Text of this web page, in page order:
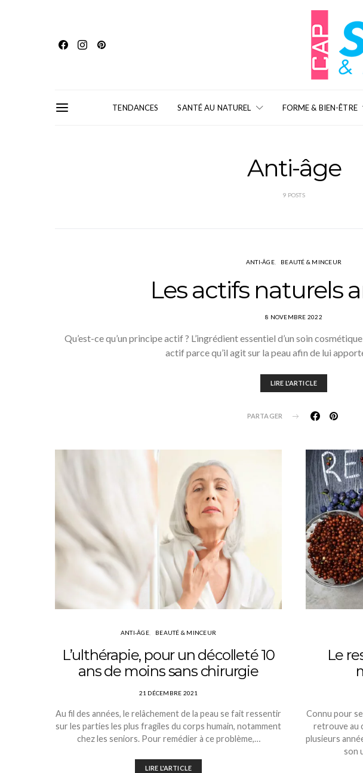
TENDANCES SANTÉ AU NATUREL FORME & BIEN-ÊTRE
Anti-âge
9 POSTS
ANTI-ÂGE BEAUTÉ & MINCEUR
Les actifs naturels
8 NOVEMBRE 2022
Qu’est-ce qu’un principe actif ? L’ingrédient essentiel d’un soin
actif parce qu’il agit sur la peau afin de lui
LIRE L'ARTICLE
PARTAGER
ANTI-ÂGE BEAUTÉ & MINCEUR
L’ulthérapie, pour un décolleté 10
ans de moins sans chirurgie
21 DÉCEMBRE 2021
Au fil des années, le relâchement de la peau se fait ressentir
sur les parties les plus fragiles du corps humain, notamment
chez les seniors. Pour remédier à ce problème,…
LIRE L'ARTICLE
Le
Connu pour
retrouve au
plusieurs
son